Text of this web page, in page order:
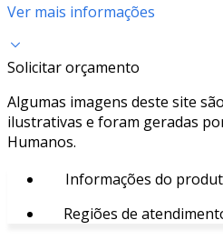
Ver mais informações
Solicitar orçamento
Algumas imagens deste site
ilustrativas e foram geradas
Humanos.
Informações do
Regiões de